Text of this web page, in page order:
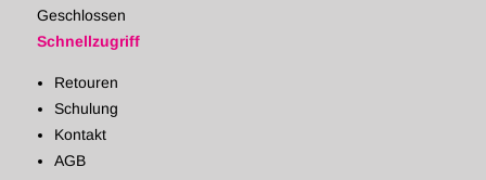
Geschlossen
Schnellzugriff
Retouren
Schulung
Kontakt
AGB